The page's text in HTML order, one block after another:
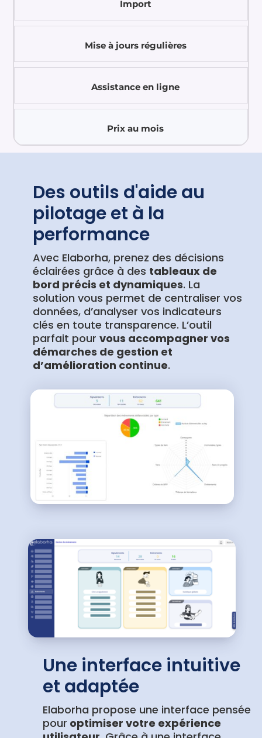
Import
 Clé-en-main ✔ des salariés
 Sur mesure
modules selon gabarit
fournit
 Premium
des imports
Mise à jours régulières
 Clé-en-main ✔
 Sur mesure ✔
 Premium ✔
Assistance en ligne
 Clé-en-main ✔
 Sur mesure ✔ + par téléphone
 Premium ✔ + par téléphone
Prix au mois
 49€
 99€
 199€
Des outils d'aide au
pilotage et à la
performance
Avec Elaborha, prenez des décisions
éclairées grâce à des tableaux de
bord précis et dynamiques. La
solution vous permet de centraliser vos
données, d’analyser vos indicateurs
clés en toute transparence. L’outil
parfait pour vous accompagner vos
démarches de gestion et
d’amélioration continue.
Une interface intuitive
et adaptée
Elaborha propose une interface pensée
pour optimiser votre expérience